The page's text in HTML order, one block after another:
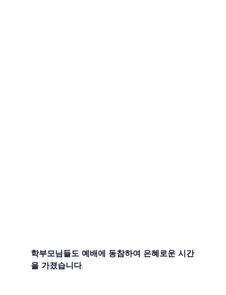
학부모님들도 예배에 동참하여 은혜로운 시간
을 가졌습니다.